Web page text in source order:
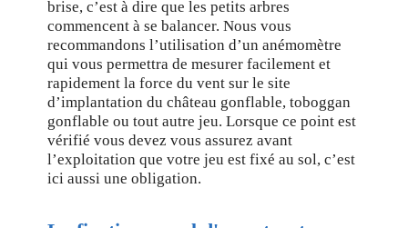
brise, c’est à dire que les petits arbres
commencent à se balancer. Nous vous
recommandons l’utilisation d’un anémomètre
qui vous permettra de mesurer facilement et
rapidement la force du vent sur le site
d’implantation du château gonflable, toboggan
gonflable ou tout autre jeu. Lorsque ce point est
vérifié vous devez vous assurez avant
l’exploitation que votre jeu est fixé au sol, c’est
ici aussi une obligation.